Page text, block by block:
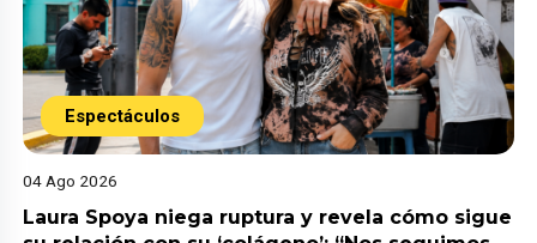
Espectáculos
04 Ago 2026
Laura Spoya niega ruptura y revela cómo sigue